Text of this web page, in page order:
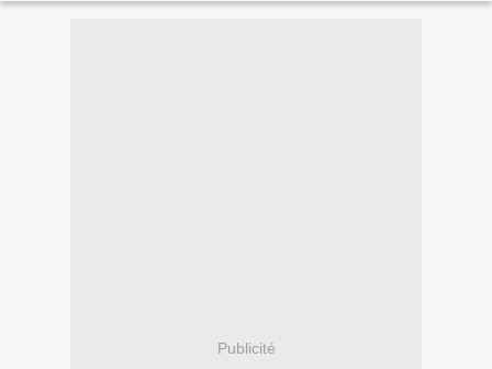
Publicité